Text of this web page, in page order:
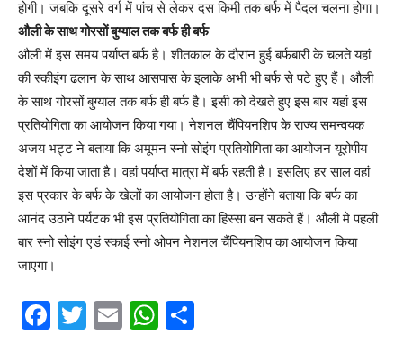
होगी। जबकि दूसरे वर्ग में पांच से लेकर दस किमी तक बर्फ में पैदल चलना होगा।
औली के साथ गोरसों बुग्याल तक बर्फ ही बर्फ
औली में इस समय पर्याप्त बर्फ है। शीतकाल के दौरान हुई बर्फबारी के चलते यहां
की स्कीइंग ढलान के साथ आसपास के इलाके अभी भी बर्फ से पटे हुए हैं। औली
के साथ गोरसों बुग्याल तक बर्फ ही बर्फ है। इसी को देखते हुए इस बार यहां इस
प्रतियोगिता का आयोजन किया गया। नेशनल चैंपियनशिप के राज्य समन्वयक
अजय भट्ट ने बताया कि अमूमन स्नो सोइंग प्रतियोगिता का आयोजन यूरोपीय
देशों में किया जाता है। वहां पर्याप्त मात्रा में बर्फ रहती है। इसलिए हर साल वहां
इस प्रकार के बर्फ के खेलों का आयोजन होता है। उन्‍होंने बताया कि बर्फ का
आनंद उठाने पर्यटक भी इस प्रतियोगिता का हिस्सा बन सकते हैं। औली मे पहली
बार स्नो सोइंग एडं स्काई स्नो ओपन नेशनल चैंपियनशिप का आयोजन किया
जाएगा।
F
T
E
W